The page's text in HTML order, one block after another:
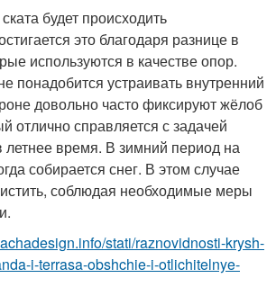
будет происходить
это благодаря разнице в
используются в качестве опор.
понадобится устраивать внутренний
довольно часто фиксируют жёлоб
отлично справляется с задачей
время. В зимний период на
собирается снег. В этом случае
соблюдая необходимые меры
stati/raznovidnosti-krysh-
i-terrasa-obshchie-i-otlichitelnye-